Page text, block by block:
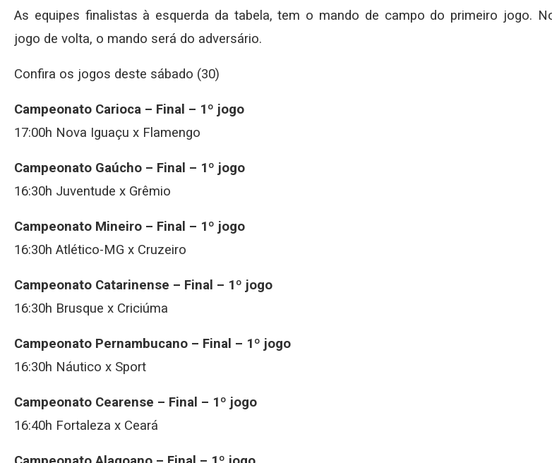
As equipes finalistas à esquerda da tabela, tem o mando de campo do primeiro jogo.
jogo de volta, o mando será do adversário.
Confira os jogos deste sábado (30)
Campeonato Carioca – Final – 1º jogo
17:00h Nova Iguaçu x Flamengo
Campeonato Gaúcho – Final – 1º jogo
16:30h Juventude x Grêmio
Campeonato Mineiro – Final – 1º jogo
16:30h Atlético-MG x Cruzeiro
Campeonato Catarinense – Final – 1º jogo
16:30h Brusque x Criciúma
Campeonato Pernambucano – Final – 1º jogo
16:30h Náutico x Sport
Campeonato Cearense – Final – 1º jogo
16:40h Fortaleza x Ceará